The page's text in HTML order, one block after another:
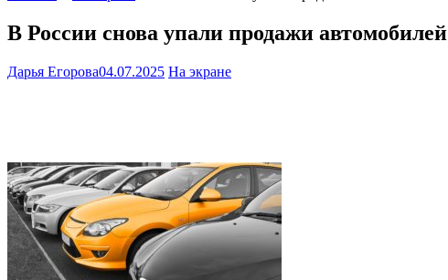
В России снова упали продажи автомобилей
Дарья Егорова04.07.2025 На экране